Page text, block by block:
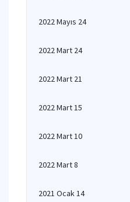
2022 Mayıs 24
2022 Mart 24
2022 Mart 21
2022 Mart 15
2022 Mart 10
2022 Mart 8
2021 Ocak 14